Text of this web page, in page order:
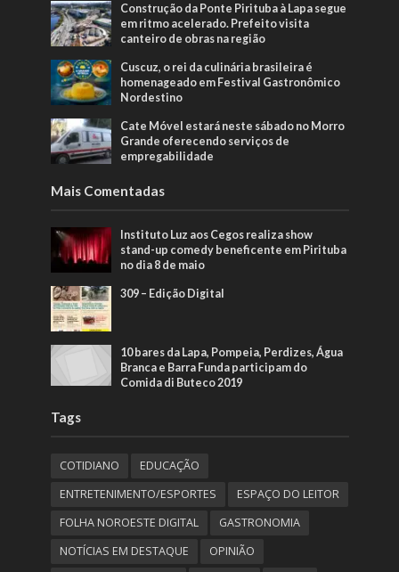
Construção da Ponte Pirituba à Lapa segue
em ritmo acelerado. Prefeito visita
canteiro de obras na região
Cuscuz, o rei da culinária brasileira é
homenageado em Festival Gastronômico
Nordestino
Cate Móvel estará neste sábado no Morro
Grande oferecendo serviços de
empregabilidade
Mais Comentadas
Instituto Luz aos Cegos realiza show
stand-up comedy beneficente em Pirituba
no dia 8 de maio
309 – Edição Digital
10 bares da Lapa, Pompeia, Perdizes, Água
Branca e Barra Funda participam do
Comida di Buteco 2019
Tags
COTIDIANO
EDUCAÇÃO
ENTRETENIMENTO/ESPORTES
ESPAÇO DO LEITOR
FOLHA NOROESTE DIGITAL
GASTRONOMIA
NOTÍCIAS EM DESTAQUE
OPINIÃO